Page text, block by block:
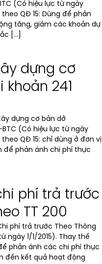
(Có hiệu lực từ ngày
QĐ 15: Dùng để phản
tăng, giảm các khoản dự
[…]
dựng cơ
241
dựng cơ bản dở
(Có hiệu lực từ ngày
QĐ 15: chỉ dùng ở đơn vị
để phản ánh chi phí thực
phí trả trước
TT 200
phí trả trước Theo Thông
ngày 1/1/2015). Thay thế
phản ánh các chi phí thực
đến kết quả hoạt động